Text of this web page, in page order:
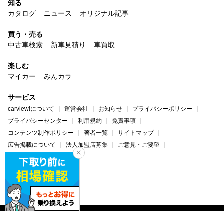
知る
カタログ
ニュース オリジナル記事
買う・売る
中古車検索
新車見積り 車買取
楽しむ
マイカー
みんカラ
サービス
carview!について 運営会社 お知らせ
プライバシーポリシー
プライバシーセンター
利用規約
免責事項
コンテンツ制作ポリシー
著者一覧
サイトマップ
広告掲載について
法人加盟店募集
ご意見・ご要望
ヘルプ・お問い合わせ
carview! Yahoo! JAPAN